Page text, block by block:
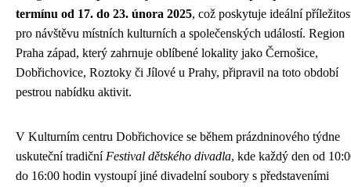
termínu od 17. do 23. února 2025, což poskytuje ideální
pro návštěvu místních kulturních a společenských událostí. Region
Praha západ, který zahrnuje oblíbené lokality jako Černošice,
Dobřichovice, Roztoky či Jílové u Prahy, připravil na toto období
pestrou nabídku aktivit.
V Kulturním centru Dobřichovice se během prázdninového týdne
uskuteční tradiční Festival dětského divadla, kde každý den od
do 16:00 hodin vystoupí jiné divadelní soubory s představeními